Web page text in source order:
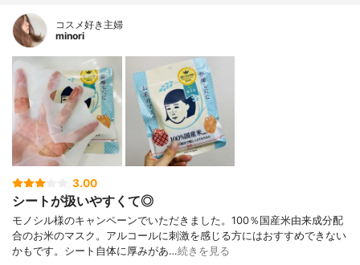
コスメ好き主婦
minori
3.00
シートが扱いやすくて◎
モノシル様のキャンペーンでいただきました。100％国産米由来成分配
合のお米のマスク。アルコールに刺激を感じる方にはおすすめできない
かもです。シート自体に厚みがあ…続きを見る